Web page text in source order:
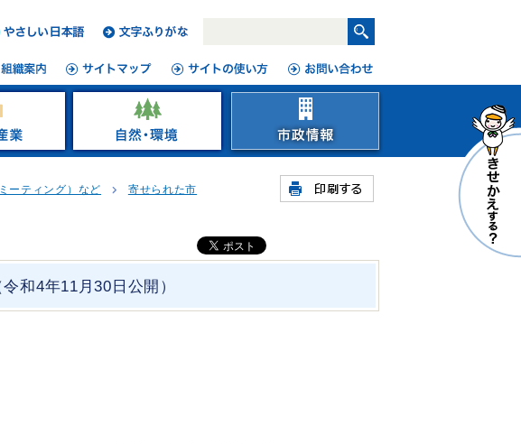
ーティング）など
寄せられた市
和4年11月30日公開）